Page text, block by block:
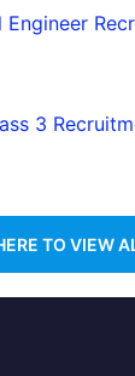
Engineer
3
TO VIEW